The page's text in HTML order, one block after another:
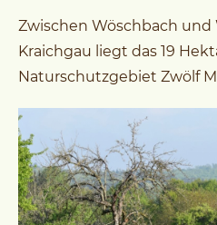
Zwischen Wöschbach und
Kraichgau liegt das 19
Naturschutzgebiet Zwölf